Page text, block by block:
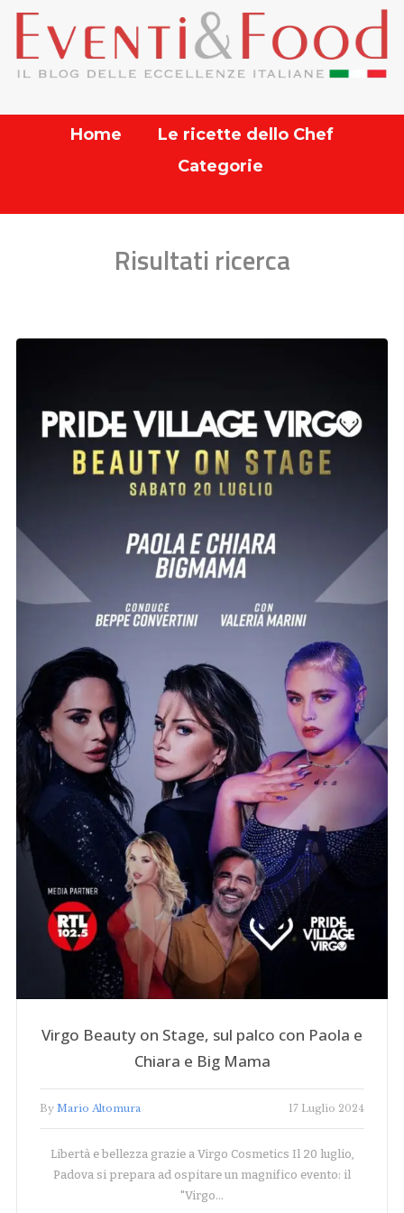
Home
Le ricette dello Chef
Categorie
Risultati ricerca
Virgo Beauty on Stage, sul palco con Paola e
Chiara e Big Mama
By Mario Altomura 17 Luglio 2024
Libertà e bellezza grazie a Virgo Cosmetics Il 20 luglio,
Padova si prepara ad ospitare un magnifico evento: il
"Virgo…